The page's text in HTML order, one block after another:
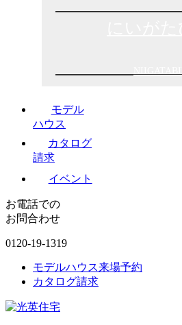
モデル
ハウス
カタログ
請求
イベント
お電話での
お問合わせ
0120-19-1319
モデルハウス来場予約
カタログ請求